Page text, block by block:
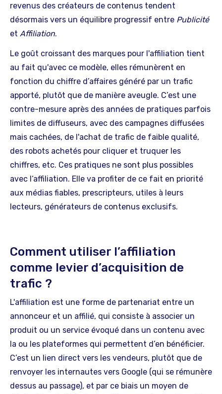
revenus des créateurs de contenus tendent
désormais vers un équilibre progressif entre Publicité
et Affiliation.
Le goût croissant des marques pour l'affiliation tient
au fait qu'avec ce modèle, elles rémunèrent en
fonction du chiffre d’affaires généré par un trafic
apporté, plutôt que de manière aveugle. C’est une
contre-mesure après des années de pratiques parfois
limites de diffuseurs, avec des campagnes diffusées
mais cachées, de l'achat de trafic de faible qualité,
des robots achetés pour cliquer et truquer les
chiffres, etc. Ces pratiques ne sont plus possibles
avec l‘affiliation. Elle va profiter de ce fait en priorité
aux médias fiables, prescripteurs, utiles à leurs
lecteurs, générateurs de contenus exclusifs.
Comment utiliser l’affiliation
comme levier d’acquisition de
trafic ?
L'affiliation est une forme de partenariat entre un
annonceur et un affilié, qui consiste à associer un
produit ou un service évoqué dans un contenu avec
la ou les plateformes qui permettent d’en bénéficier.
C’est un lien direct vers les vendeurs, plutôt que de
renvoyer les internautes vers Google (qui se rémunère
dessus au passage), et par ce biais un moyen de